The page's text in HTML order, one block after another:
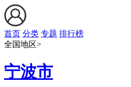
首页 分类 专题 排行榜
全国地区>
宁波市